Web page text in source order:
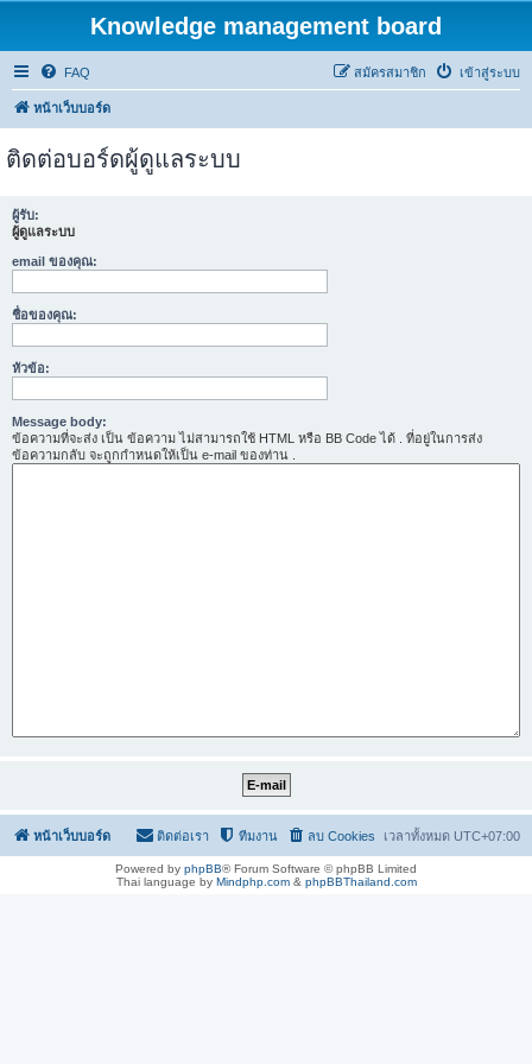
Knowledge management board
FAQ เข้าสู่ระบบ
สมัครสมาชิก
หน้าเว็บบอร์ด
ติดต่อบอร์ดผู้ดูแลระบบ
ผู้รับ:
ผู้ดูแลระบบ
email ของคุณ:
ชื่อของคุณ:
หัวข้อ:
Message body:
ข้อความที่จะส่ง เป็น ข้อความ ไม่สามารถใช้ HTML หรือ BB Code ได้ . ที่อยู่ในการส่ง
ข้อความกลับ จะถูกกำหนดให้เป็น e-mail ของท่าน .
หน้าเว็บบอร์ด เวลาทั้งหมด UTC+07:00
ลบ Cookies
ทีมงาน
ติดต่อเรา
Powered by phpBB® Forum Software © phpBB Limited
Thai language by Mindphp.com& phpBBThailand.com